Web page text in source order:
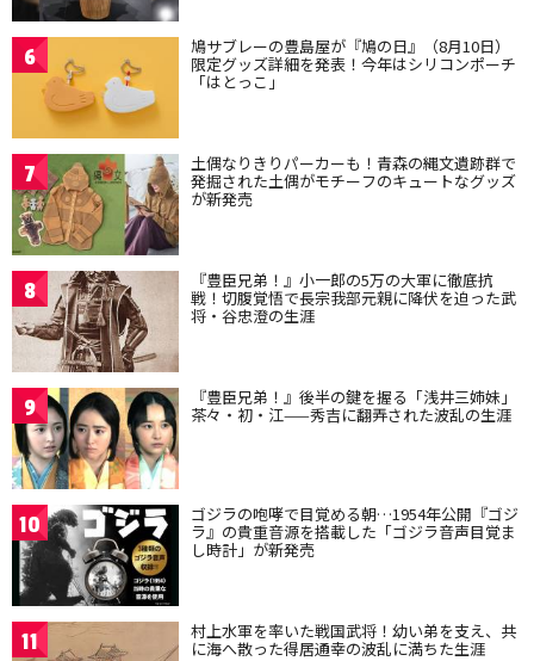
6 鳩サブレーの豊島屋が『鳩の日』（8月10日）
限定グッズ詳細を発表！今年はシリコンポーチ
「はとっこ」
7 土偶なりきりパーカーも！青森の縄文遺跡群で
発掘された土偶がモチーフのキュートなグッズ
が新発売
8 『豊臣兄弟！』小一郎の5万の大軍に徹底抗
戦！切腹覚悟で長宗我部元親に降伏を迫った武
将・谷忠澄の生涯
9 『豊臣兄弟！』後半の鍵を握る「浅井三姉妹」
茶々・初・江——秀吉に翻弄された波乱の生涯
10 ゴジラの咆哮で目覚める朝…1954年公開『ゴジ
ラ』の貴重音源を搭載した「ゴジラ音声目覚ま
し時計」が新発売
11 村上水軍を率いた戦国武将！幼い弟を支え、共
に海へ散った得居通幸の波乱に満ちた生涯